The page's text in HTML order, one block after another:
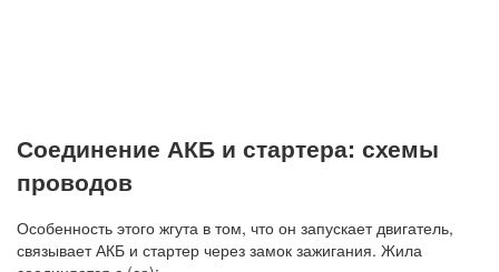
Соединение АКБ и стартера: схемы
проводов
Особенность этого жгута в том, что он запускает двигатель,
связывает АКБ и стартер через замок зажигания. Жила